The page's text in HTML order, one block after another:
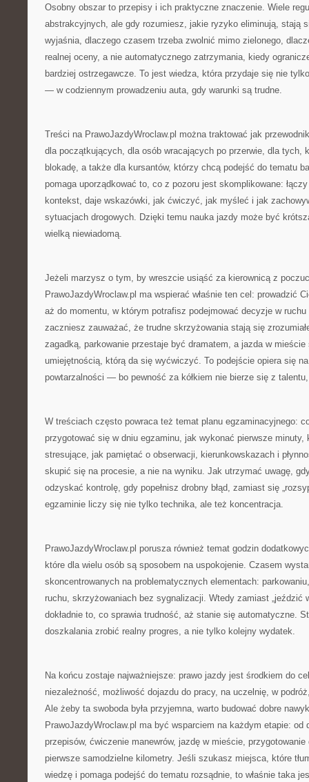
Osobny obszar to przepisy i ich praktyczne znaczenie. Wiele
abstrakcyjnych, ale gdy rozumiesz, jakie ryzyko eliminują, stają
wyjaśnia, dlaczego czasem trzeba zwolnić mimo zielonego,
realnej oceny, a nie automatycznego zatrzymania, kiedy
bardziej ostrzegawcze. To jest wiedza, która przydaje się nie
— w codziennym prowadzeniu auta, gdy warunki są trudne.
Treści na PrawoJazdyWroclaw.pl można traktować jak
dla początkujących, dla osób wracających po przerwie, dla tych,
blokadę, a także dla kursantów, którzy chcą podejść do tematu
pomaga uporządkować to, co z pozoru jest skomplikowane:
kontekst, daje wskazówki, jak ćwiczyć, jak myśleć i jak
sytuacjach drogowych. Dzięki temu nauka jazdy może być
wielką niewiadomą.
Jeżeli marzysz o tym, by wreszcie usiąść za kierownicą z
PrawoJazdyWroclaw.pl ma wspierać właśnie ten cel: prowadzić
aż do momentu, w którym potrafisz podejmować decyzje w
zaczniesz zauważać, że trudne skrzyżowania stają się
zagadką, parkowanie przestaje być dramatem, a jazda w
umiejętnością, którą da się wyćwiczyć. To podejście opiera się
powtarzalności — bo pewność za kółkiem nie bierze się z
W treściach często powraca też temat planu egzaminacyjnego:
przygotować się w dniu egzaminu, jak wykonać pierwsze minuty,
stresujące, jak pamiętać o obserwacji, kierunkowskazach i
skupić się na procesie, a nie na wyniku. Jak utrzymać uwagę,
odzyskać kontrolę, gdy popełnisz drobny błąd, zamiast się
egzaminie liczy się nie tylko technika, ale też koncentracja.
PrawoJazdyWroclaw.pl porusza również temat godzin
które dla wielu osób są sposobem na uspokojenie. Czasem
skoncentrowanych na problematycznych elementach:
ruchu, skrzyżowaniach bez sygnalizacji. Wtedy zamiast „jeździć
dokładnie to, co sprawia trudność, aż stanie się automatyczne.
doszkalania zrobić realny progres, a nie tylko kolejny wydatek.
Na końcu zostaje najważniejsze: prawo jazdy jest środkiem do
niezależność, możliwość dojazdu do pracy, na uczelnię, w
Ale żeby ta swoboda była przyjemna, warto budować dobre
PrawoJazdyWroclaw.pl ma być wsparciem na każdym etapie:
przepisów, ćwiczenie manewrów, jazdę w mieście,
pierwsze samodzielne kilometry. Jeśli szukasz miejsca, które
wiedzę i pomaga podejść do tematu rozsądnie, to właśnie taka